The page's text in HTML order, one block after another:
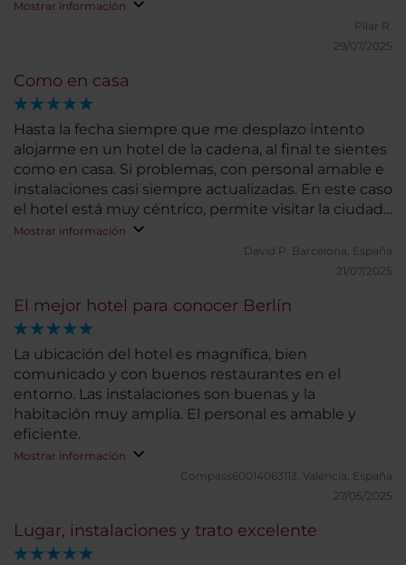
Lugar, instalaciones y trato excelente
recepción, tanto en el check-in como en el check-
out, aunque el personal fue siempre correctísimo.
Mostrar información
Pilar R.
29/07/2025
Como en casa
Hasta la fecha siempre que me desplazo intento
alojarme en un hotel de la cadena, al final te sientes
como en casa. Si problemas, con personal amable e
instalaciones casi siempre actualizadas. En este caso
el hotel está muy céntrico, permite visitar la ciudad
de forma fácil tanto a pie como en transporte
público ya que una de las estaciones mas
importantes está apenas a 100m del hotel. Cómodo
Mostrar información
David P. Barcelona, España
21/07/2025
El mejor hotel para conocer Berlín
La ubicación del hotel es magnífica, bien
comunicado y con buenos restaurantes en el
entorno. Las instalaciones son buenas y la
habitación muy amplia. El personal es amable y
eficiente.
Mostrar información
Compass60014063113. Valencia, España
27/05/2025